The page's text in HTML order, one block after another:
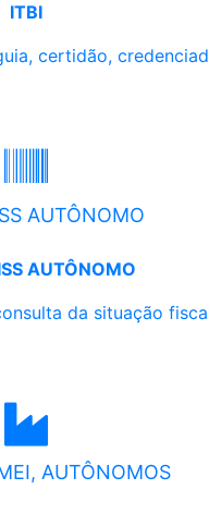
ITBI
certidão,
AUTÔNOMO
AUTÔNOMO
da situação
AUTÔNOMOS